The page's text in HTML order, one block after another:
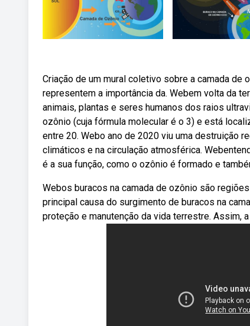
Criação de um mural coletivo sobre a camada de
representem a importância da. Webem volta da
animais, plantas e seres humanos dos raios
ozônio (cuja fórmula molecular é o 3) e está
entre 20. Webo ano de 2020 viu uma destruição
climáticos e na circulação atmosférica.
é a sua função, como o ozônio é formado e
Webos buracos na camada de ozônio são
principal causa do surgimento de buracos na
proteção e manutenção da vida terrestre. Assim,